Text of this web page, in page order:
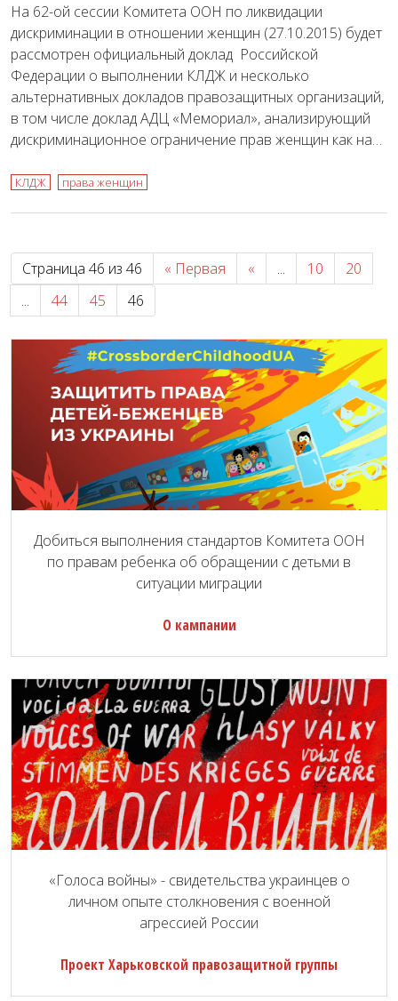
На 62-ой сессии Комитета ООН по ликвидации
дискриминации в отношении женщин (27.10.2015) будет
рассмотрен официальный доклад Российской
Федерации о выполнении КЛДЖ и несколько
альтернативных докладов правозащитных организаций,
в том числе доклад АДЦ «Мемориал», анализирующий
дискриминационное ограничение прав женщин как на…
КЛДЖ права женщин
Страница 46 из 46 « Первая « ... 10
20
...
44 45 46
Добиться выполнения стандартов Комитета ООН
по правам ребенка об обращении с детьми в
ситуации миграции
О кампании
«Голоса войны» - свидетельства украинцев о
личном опыте столкновения с военной
агрессией России
Проект Харьковской правозащитной группы